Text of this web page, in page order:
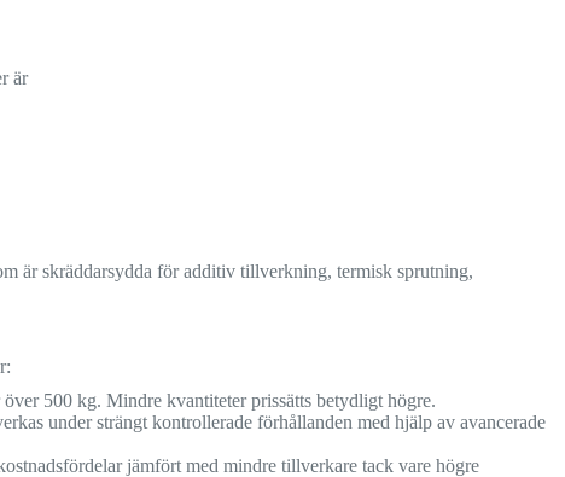
är
är skräddarsydda för additiv tillverkning, termisk sprutning,
500 kg. Mindre kvantiteter prissätts betydligt högre.
under strängt kontrollerade förhållanden med hjälp av avancerade
jämfört med mindre tillverkare tack vare högre